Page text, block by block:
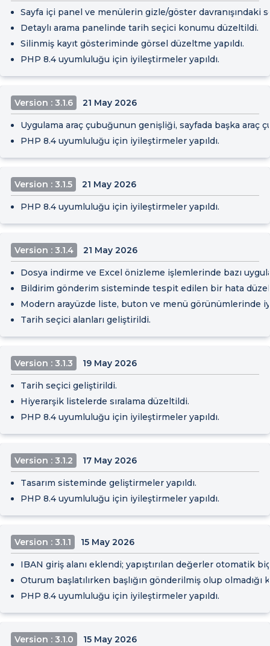
Sayfa içi panel ve menülerin gizle/göster davranışındaki
Detaylı arama panelinde tarih seçici konumu düzeltildi.
Silinmiş kayıt gösteriminde görsel düzeltme yapıldı.
PHP 8.4 uyumluluğu için iyileştirmeler yapıldı.
Version : 3.1.6 21 May 2026
Uygulama araç çubuğunun genişliği, sayfada başka araç
PHP 8.4 uyumluluğu için iyileştirmeler yapıldı.
Version : 3.1.5 21 May 2026
PHP 8.4 uyumluluğu için iyileştirmeler yapıldı.
Version : 3.1.4 21 May 2026
Dosya indirme ve Excel önizleme işlemlerinde bazı
Bildirim gönderim sisteminde tespit edilen bir hata
Modern arayüzde liste, buton ve menü görünümlerinde
Tarih seçici alanları geliştirildi.
Version : 3.1.3 19 May 2026
Tarih seçici geliştirildi.
Hiyerarşik listelerde sıralama düzeltildi.
PHP 8.4 uyumluluğu için iyileştirmeler yapıldı.
Version : 3.1.2 17 May 2026
Tasarım sisteminde geliştirmeler yapıldı.
PHP 8.4 uyumluluğu için iyileştirmeler yapıldı.
Version : 3.1.1 15 May 2026
IBAN giriş alanı eklendi; yapıştırılan değerler otomatik
Oturum başlatılırken başlığın gönderilmiş olup olmadığı
PHP 8.4 uyumluluğu için iyileştirmeler yapıldı.
Version : 3.1.0 15 May 2026